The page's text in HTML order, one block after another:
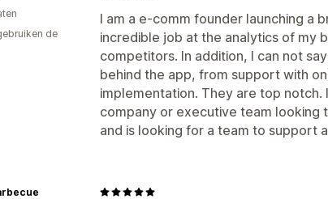
I am a e-comm founder launching a
incredible job at the analytics of my
competitors. In addition, I can not
behind the app, from support with
implementation. They are top
company or executive team
and is looking for a team to support
de